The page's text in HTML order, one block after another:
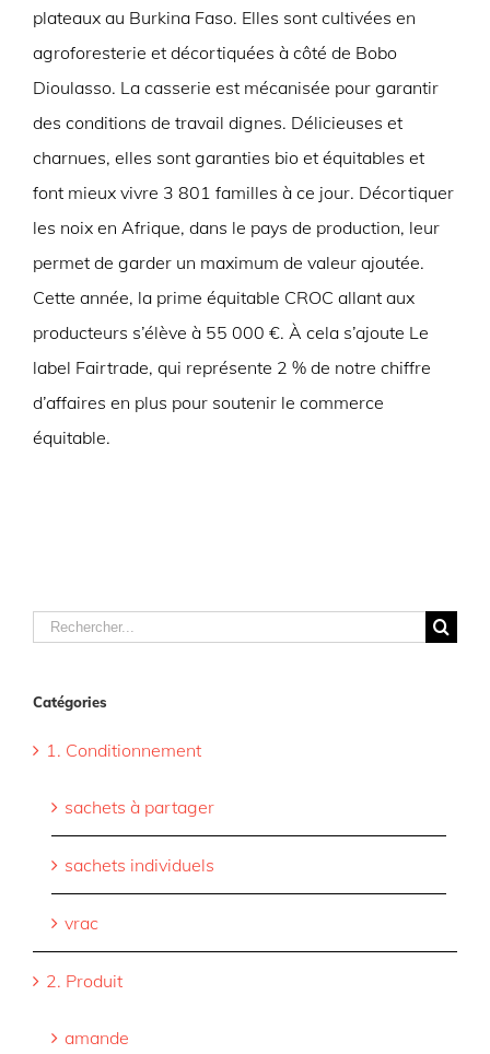
plateaux au Burkina Faso. Elles sont cultivées en
agroforesterie et décortiquées à côté de Bobo
Dioulasso. La casserie est mécanisée pour garantir
des conditions de travail dignes. Délicieuses et
charnues, elles sont garanties bio et équitables et
font mieux vivre 3 801 familles à ce jour. Décortiquer
les noix en Afrique, dans le pays de production, leur
permet de garder un maximum de valeur ajoutée.
Cette année, la prime équitable CROC allant aux
producteurs s’élève à 55 000 €. À cela s’ajoute Le
label Fairtrade, qui représente 2 % de notre chiffre
d’affaires en plus pour soutenir le commerce
équitable.
Rechercher
Catégories
1. Conditionnement
sachets à partager
sachets individuels
vrac
2. Produit
amande